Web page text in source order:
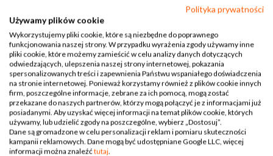
Polityka prywatności
Używamy plików cookie
Wykorzystujemy pliki cookie, które są niezbędne do poprawnego
funkcjonowania naszej strony. W przypadku wyrażenia zgody używamy inne
pliki cookie, które możemy zamieścić w celu analizy danych dotyczących
odwiedzających, ulepszenia naszej strony internetowej, pokazania
spersonalizowanych treści i zapewnienia Państwu wspaniałego doświadczenia
na stronie internetowej. Ponieważ korzystamy również z plików cookie innych
firm, poszczególne informacje, zebrane za ich pomocą, mogą zostać
przekazane do naszych partnerów, którzy mogą połączyć je z informacjami już
posiadanymi. Aby uzyskać więcej informacji na temat plików cookie, których
używamy, lub udzielić zgody na poszczególne, wybierz „Dostosuj”.
Dane są gromadzone w celu personalizacji reklam i pomiaru skuteczności
kampanii reklamowych. Dane mogą być udostępniane Google LLC, więcej
informacji można znaleźćtutaj.